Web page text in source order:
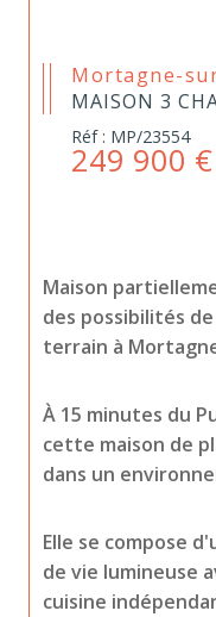
Mortagne-
MAISON 3
Réf : MP/23554
249 900 €
Maison
des possibilités
terrain à
À 15 minutes du
cette maison de
dans un
Elle se compose
de vie lumineuse
cuisine